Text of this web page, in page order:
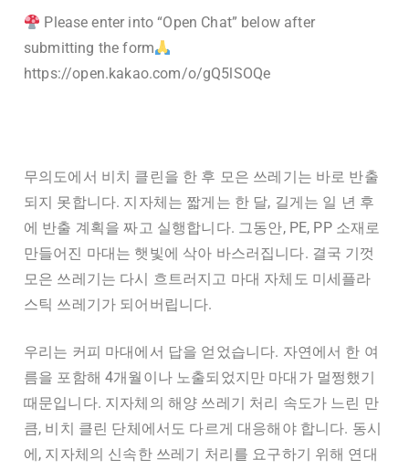
Please enter into “Open Chat” below after
submitting the form
https://open.kakao.com/o/gQ5lSOQe
무의도에서 비치 클린을 한 후 모은 쓰레기는 바로 반출
되지 못합니다. 지자체는 짧게는 한 달, 길게는 일 년 후
에 반출 계획을 짜고 실행합니다. 그동안, PE, PP 소재로
만들어진 마대는 햇빛에 삭아 바스러집니다. 결국 기껏
모은 쓰레기는 다시 흐트러지고 마대 자체도 미세플라
스틱 쓰레기가 되어버립니다.
우리는 커피 마대에서 답을 얻었습니다. 자연에서 한 여
름을 포함해 4개월이나 노출되었지만 마대가 멀쩡했기
때문입니다. 지자체의 해양 쓰레기 처리 속도가 느린 만
큼, 비치 클린 단체에서도 다르게 대응해야 합니다. 동시
에, 지자체의 신속한 쓰레기 처리를 요구하기 위해 연대